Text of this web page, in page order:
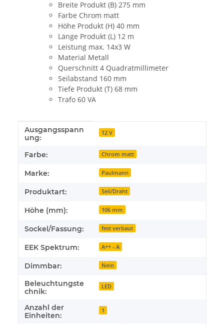
Breite Produkt (B) 275 mm
Farbe Chrom matt
Höhe Produkt (H) 40 mm
Länge Produkt (L) 12 m
Leistung max. 14x3 W
Material Metall
Querschnitt 4 Quadratmillimeter
Seilabstand 160 mm
Tiefe Produkt (T) 68 mm
Trafo 60 VA
Produkteigenschaft
Wert
Ausgangsspann
ung:
12 V
Farbe: Chrom matt
Marke: Paulmann
Produktart: Seil/Draht
Höhe (mm): 106 mm
Sockel/Fassung: fest verbaut
EEK Spektrum: A++ - A
Dimmbar: Nein
Beleuchtungste
chnik:
LED
Anzahl der
Einheiten:
1